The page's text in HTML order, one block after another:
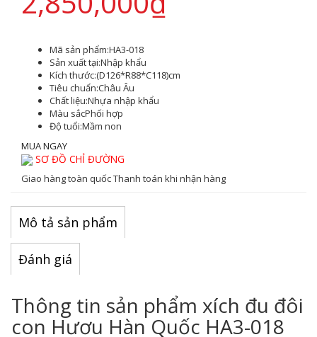
Mã sản phẩm:HA3-018
Sản xuất tại:Nhập khẩu
Kích thước:(D126*R88*C118)cm
Tiêu chuẩn:Châu Âu
Chất liệu:Nhựa nhập khẩu
Màu sắcPhối hợp
Độ tuổi:Mầm non
MUA NGAY
SƠ ĐỒ CHỈ ĐƯỜNG
Giao hàng toàn quốcThanh toán khi nhận hàng
Mô tả sản phẩm
Đánh giá
Thông tin sản phẩm xích đu đôi
con Hươu Hàn Quốc HA3-018